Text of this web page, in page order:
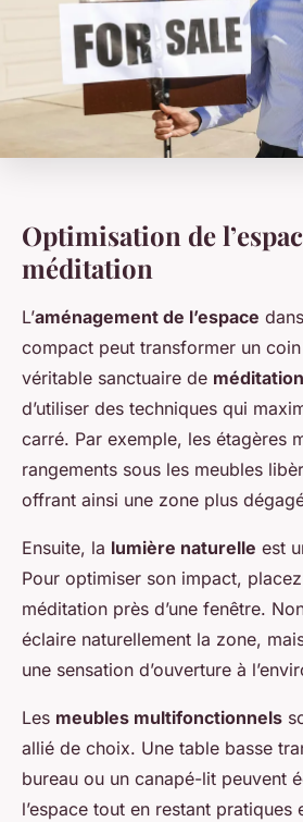
Optimisation de
méditation
L’aménagement de l’espace
compact peut transformer un
véritable sanctuaire de méditation
d’utiliser des techniques qui
carré. Par exemple, les étagères
rangements sous les meubles
offrant ainsi une zone plus
Ensuite, la lumière naturelle est
Pour optimiser son impact,
méditation près d’une fenêtre.
éclaire naturellement la zone,
une sensation d’ouverture à
Les meubles multifonctionnels
allié de choix. Une table basse
bureau ou un canapé-lit peuvent
l’espace tout en restant pratiques